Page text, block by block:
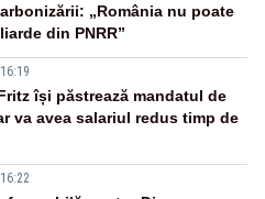
„România nu poate
din PNRR”
își păstrează mandatul de
va avea salariul redus timp de